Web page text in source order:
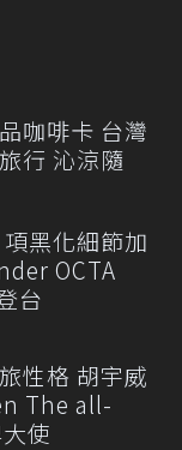
咖啡卡 台灣
行 沁涼隨
黑化細節加
OCTA
台
性格 胡宇威
The all-
使